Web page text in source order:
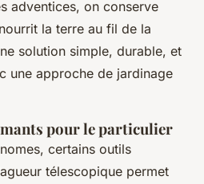
adventices, on conserve
la terre au fil de la
solution simple, durable, et
une approche de jardinage
pour le particulier
certains outils
télescopique permet